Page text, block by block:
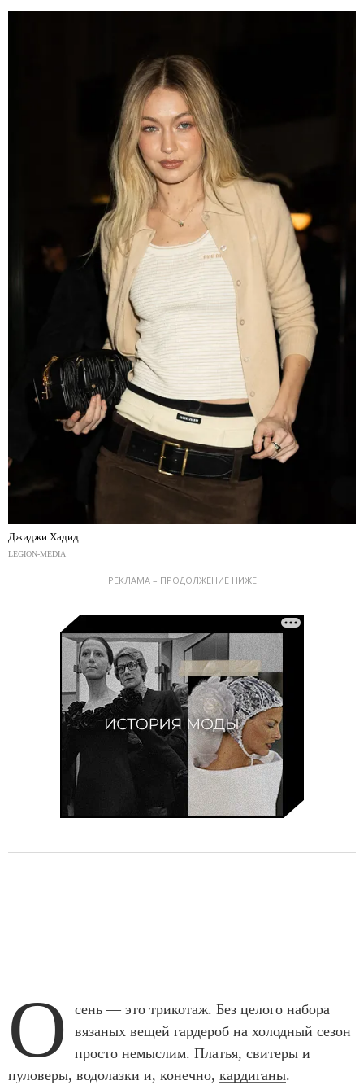
Джиджи Хадид
LEGION-MEDIA
РЕКЛАМА – ПРОДОЛЖЕНИЕ НИЖЕ
О
сень — это трикотаж. Без целого набора
вязаных вещей гардероб на холодный сезон
просто немыслим. Платья, свитеры и
пуловеры, водолазки и, конечно, кардиганы.